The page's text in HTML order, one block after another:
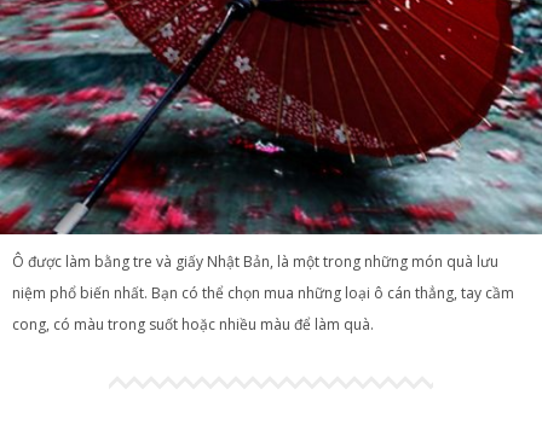
Ô được làm bằng tre và giấy Nhật Bản, là một trong những món quà lưu
niệm phổ biến nhất. Bạn có thể chọn mua những loại ô cán thẳng, tay cầm
cong, có màu trong suốt hoặc nhiều màu để làm quà.